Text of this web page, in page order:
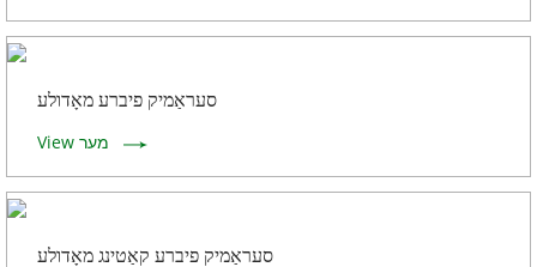
סעראַמיק פיברע מאָדולע
View מער
סעראַמיק פיברע קאַטינג מאָדולע